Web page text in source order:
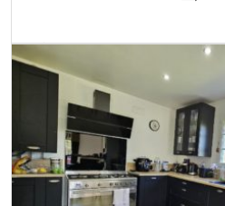
DÉCOUVRIR CE BIEN